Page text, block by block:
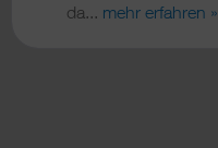
da... mehr erfahren »